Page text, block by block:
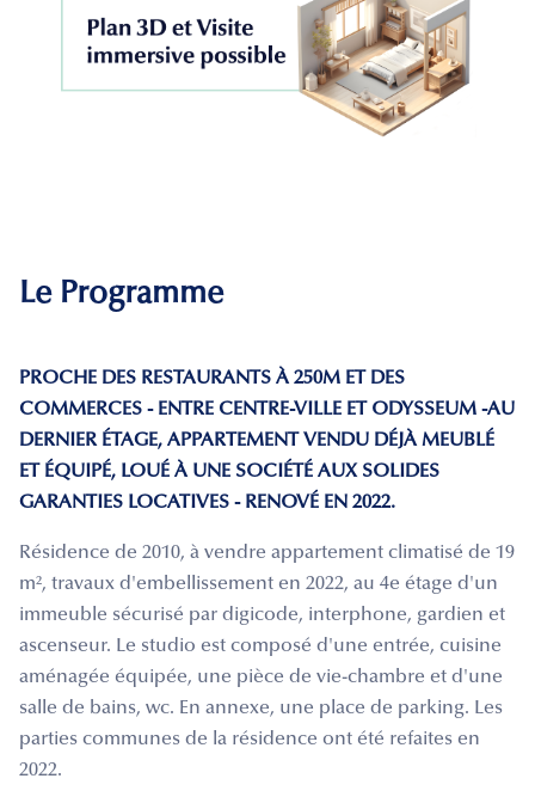
Le Programme
PROCHE DES RESTAURANTS À 250M ET DES
COMMERCES - ENTRE CENTRE-VILLE ET ODYSSEUM -AU
DERNIER ÉTAGE, APPARTEMENT VENDU DÉJÀ MEUBLÉ
ET ÉQUIPÉ, LOUÉ À UNE SOCIÉTÉ AUX SOLIDES
GARANTIES LOCATIVES - RENOVÉ EN 2022.
Résidence de 2010, à vendre appartement climatisé de 19
m², travaux d'embellissement en 2022, au 4e étage d'un
immeuble sécurisé par digicode, interphone, gardien et
ascenseur. Le studio est composé d'une entrée, cuisine
aménagée équipée, une pièce de vie-chambre et d'une
salle de bains, wc. En annexe, une place de parking. Les
parties communes de la résidence ont été refaites en
2022.